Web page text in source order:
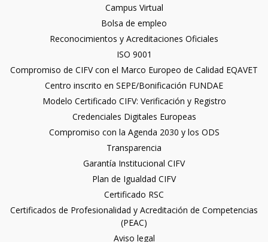
Campus Virtual
Bolsa de empleo
Reconocimientos y Acreditaciones Oficiales
ISO 9001
Compromiso de CIFV con el Marco Europeo de Calidad EQAVET
Centro inscrito en SEPE/Bonificación FUNDAE
Modelo Certificado CIFV: Verificación y Registro
Credenciales Digitales Europeas
Compromiso con la Agenda 2030 y los ODS
Transparencia
Garantía Institucional CIFV
Plan de Igualdad CIFV
Certificado RSC
Certificados de Profesionalidad y Acreditación de Competencias
(PEAC)
Aviso legal